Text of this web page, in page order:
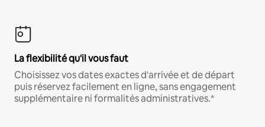
La flexibilité qu'il vous faut
Choisissez vos dates exactes d'arrivée et de départ
puis réservez facilement en ligne, sans engagement
supplémentaire ni formalités administratives.*